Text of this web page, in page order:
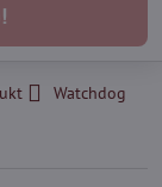
Watchdog